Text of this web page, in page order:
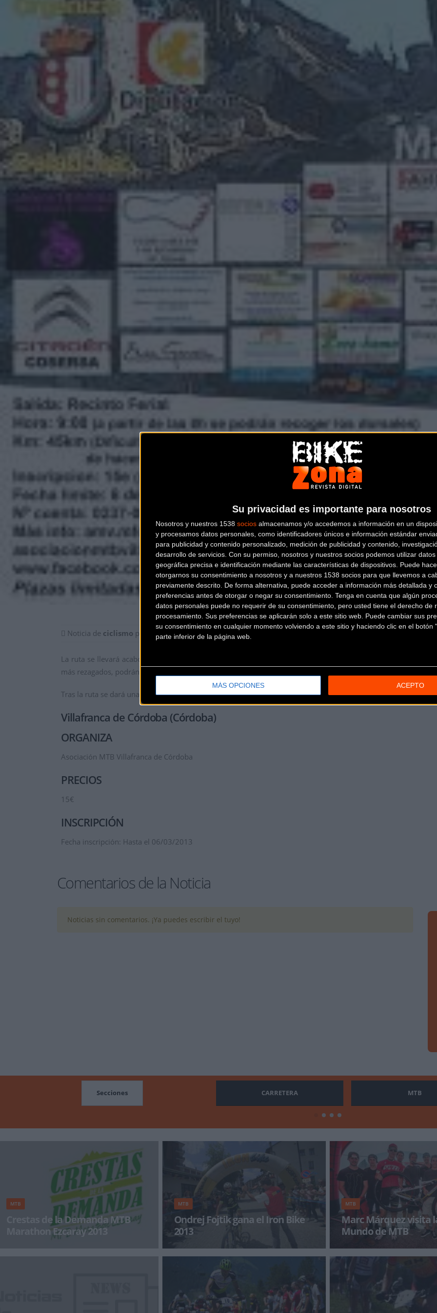
Su privacidad es importante para nosotros
Nosotros y nuestros 1538 socios almacenamos y/o accedemos a información en un
y procesamos datos personales, como identificadores únicos e información estándar
para publicidad y contenido personalizado, medición de publicidad y contenido,
desarrollo de servicios. Con su permiso, nosotros y nuestros socios podemos utilizar
geográfica precisa e identificación mediante las características de dispositivos. Puede
otorgarnos su consentimiento a nosotros y a nuestros 1538 socios para que llevemos a
previamente descrito. De forma alternativa, puede acceder a información más detallada y
preferencias antes de otorgar o negar su consentimiento. Tenga en cuenta que algún
datos personales puede no requerir de su consentimiento, pero usted tiene el derecho de
procesamiento. Sus preferencias se aplicarán solo a este sitio web. Puede cambiar sus
su consentimiento en cualquier momento volviendo a este sitio y haciendo clic en el botón
parte inferior de la página web.
MÁS OPCIONES ACEPTO
Noticia de ciclismo publicada elviernes, 08 de marzo de 2013 en la sección de
La ruta se llevará acabo por la sierra de Villafranca de Córdoba (La Sierrezuela), constará de entre 40-50km
más rezagados, podrán coger atajos para reducir los kilómetros.
Tras la ruta se dará una comida a todos los participantes.
Villafranca de Córdoba (Córdoba)
ORGANIZA
Asociación MTB Villafranca de Córdoba
PRECIOS
15€
INSCRIPCIÓN
Fecha inscripción: Hasta el 06/03/2013
Comentarios de la Noticia
Noticias sin comentarios. ¡Ya puedes escribir el tuyo!
Secciones CARRETERA MTB
MTB
Crestas de la Demanda MTB
Marathon Ezcaray 2013
MTB
Ondrej Fojtik gana el Iron Bike
2013
Finalizó el Iron Bike 2013. El campeón de la
clasificación individual ha sido el checo Ondrej
MTB
Marc Márquez visita
Mundo de MTB
El pasado fin de semana la
Mountain Bike volvió a